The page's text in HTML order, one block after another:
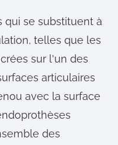
qui se substituent à
telles que les
sur l'un des
articulaires
avec la surface
des